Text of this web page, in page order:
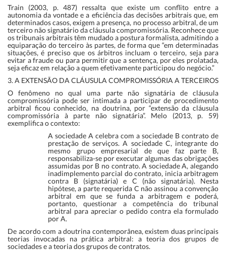
Train (2003, p. 487) ressalta que existe um conflito entre a
autonomia da vontade e a eficiência das decisões arbitrais que, em
determinados casos, exigem a presença, no processo arbitral, de um
terceiro não signatário da cláusula compromissória. Reconhece que
os tribunais arbitrais têm mudado a postura formalista, admitindo a
equiparação do terceiro às partes, de forma que “em determinadas
situações, é preciso que os árbitros incluam o terceiro, seja para
evitar a fraude ou para permitir que a sentença, por eles prolatada,
seja eficaz em relação a quem efetivamente participou do negócio.”
3. A EXTENSÃO DA CLÁUSULA COMPROMISSÓRIA A TERCEIROS
O fenômeno no qual uma parte não signatária de cláusula
compromissória pode ser intimada a participar de procedimento
arbitral ficou conhecido, na doutrina, por “extensão da cláusula
compromissória à parte não signatária”. Melo (2013, p. 59)
exemplifica o contexto:
A sociedade A celebra com a sociedade B contrato de
prestação de serviços. A sociedade C, integrante do
mesmo grupo empresarial de que faz parte B,
responsabiliza-se por executar algumas das obrigações
assumidas por B no contrato. A sociedade A, alegando
inadimplemento parcial do contrato, inicia arbitragem
contra B (signatária) e C (não signatária). Nesta
hipótese, a parte requerida C não assinou a convenção
arbitral em que se funda a arbitragem e poderá,
portanto, questionar a competência do tribunal
arbitral para apreciar o pedido contra ela formulado
por A.
De acordo com a doutrina contemporânea, existem duas principais
teorias invocadas na prática arbitral: a teoria dos grupos de
sociedades e a teoria dos grupos de contratos.